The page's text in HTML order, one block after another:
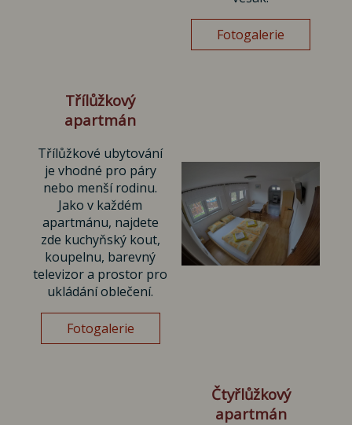
Fotogalerie
Třílůžkový
apartmán
Třílůžkové ubytování
je vhodné pro páry
nebo menší rodinu.
Jako v každém
apartmánu, najdete
zde kuchyňský kout,
koupelnu, barevný
televizor a prostor pro
ukládání oblečení.
Fotogalerie
Čtyřlůžkový
apartmán